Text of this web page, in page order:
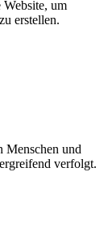
um
erstellen.
Menschen und
verfolgt.